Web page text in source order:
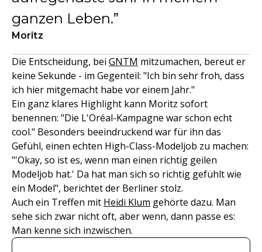
ganzen Leben.
Moritz
Die Entscheidung, bei GNTM mitzumachen, bereut er
keine Sekunde - im Gegenteil: "Ich bin sehr froh, dass
ich hier mitgemacht habe vor einem Jahr."
Ein ganz klares Highlight kann Moritz sofort
benennen: "Die L'Oréal-Kampagne war schon echt
cool." Besonders beeindruckend war für ihn das
Gefühl, einen echten High-Class-Modeljob zu machen:
"'Okay, so ist es, wenn man einen richtig geilen
Modeljob hat.' Da hat man sich so richtig gefühlt wie
ein Model", berichtet der Berliner stolz.
Auch ein Treffen mit Heidi Klum gehörte dazu. Man
sehe sich zwar nicht oft, aber wenn, dann passe es:
Man kenne sich inzwischen.